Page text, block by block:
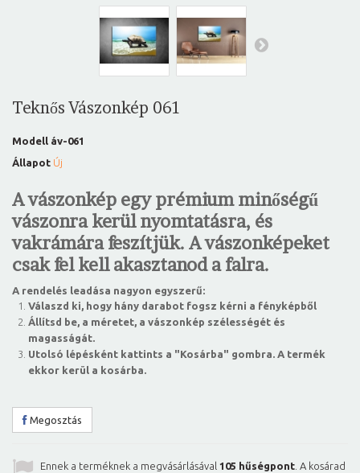
Teknős Vászonkép 061
Modell áv-061
Állapot Új
A vászonkép egy prémium minőségű
vászonra kerül nyomtatásra, és
vakrámára feszítjük. A vászonképeket
csak fel kell akasztanod a falra.
A rendelés leadása nagyon egyszerű:
Válaszd ki, hogy hány darabot fogsz kérni a fényképből
Állítsd be, a méretet, a vászonkép szélességét és
magasságát.
Utolsó lépésként kattints a "Kosárba" gombra. A termék
ekkor kerül a kosárba.
Megosztás
Ennek a terméknek a megvásárlásával 105 hűségpont . A kosárad